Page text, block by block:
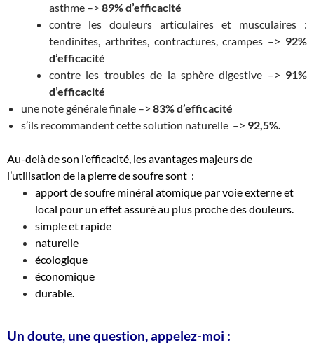
asthme –> 89% d’efficacité
contre les douleurs articulaires et musculaires :
tendinites, arthrites, contractures, crampes –> 92%
d’efficacité
contre les troubles de la sphère digestive –> 91%
d’efficacité
une note générale finale –> 83% d’efficacité
s’ils recommandent cette solution naturelle –> 92,5%.
Au-delà de son l’efficacité, les avantages majeurs de
l’utilisation de la pierre de soufre sont :
apport de soufre minéral atomique par voie externe et
local pour un effet assuré au plus proche des douleurs.
simple et rapide
naturelle
écologique
économique
durable.
Un doute, une question, appelez-moi :